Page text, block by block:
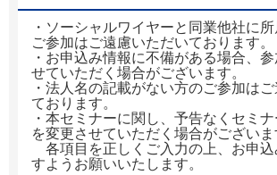
・ソーシャルワイヤーと同業他社に
ご参加はご遠慮いただいております。
・お申込み情報に不備がある場合、
せていただく場合がございます。
・法人名の記載がない方のご参加は
ております。
・本セミナーに関し、予告なくセミ
を変更させていただく場合がございま
各項目を正しくご入力の上、お申込
すようお願いいたします。